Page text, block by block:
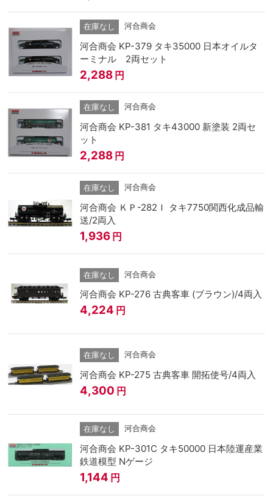
在庫なし 河合商会
河合商会 KP-379 タキ35000 日本オイルタ
ーミナル 2両セット
2,288 円
在庫なし 河合商会
河合商会 KP-381 タキ43000 新塗装 2両セ
ット
2,288 円
在庫なし 河合商会
河合商会 ＫＰ-282Ｉ タキ7750関西化成品輸
送/2両入
1,936 円
在庫なし 河合商会
河合商会 KP-276 古典客車 (ブラウン)/4両入
4,224 円
在庫なし 河合商会
河合商会 KP-275 古典客車 開拓使号/4両入
4,300 円
在庫なし 河合商会
河合商会 KP-301C タキ50000 日本陸運産業
鉄道模型 Nゲージ
1,144 円